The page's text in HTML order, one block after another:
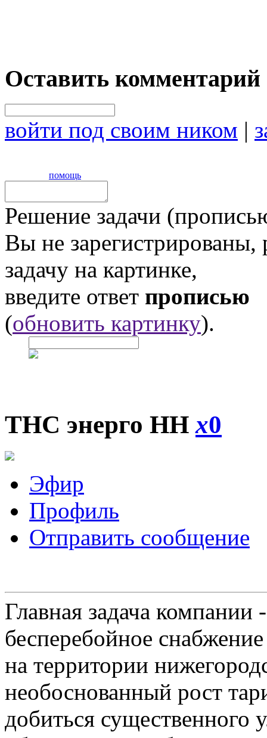
Оставить комментарий
войти под своим ником |
помощь
Решение задачи
Вы не
задачу на картинке,
введите ответ прописью
(обновить картинку).
ТНС энерго ННx0
Эфир
Профиль
Отправить сообщение
Главная задача
бесперебойное
на территории
необоснованный рост
добиться существенного